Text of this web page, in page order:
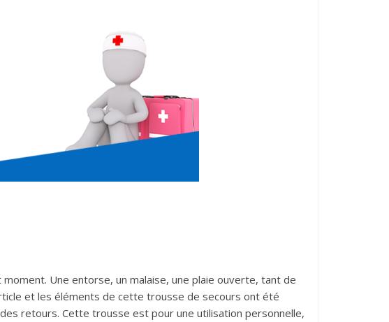
Une entorse, un malaise, une plaie ouverte, tant de
et les éléments de cette trousse de secours ont été
retours. Cette trousse est pour une utilisation personnelle,